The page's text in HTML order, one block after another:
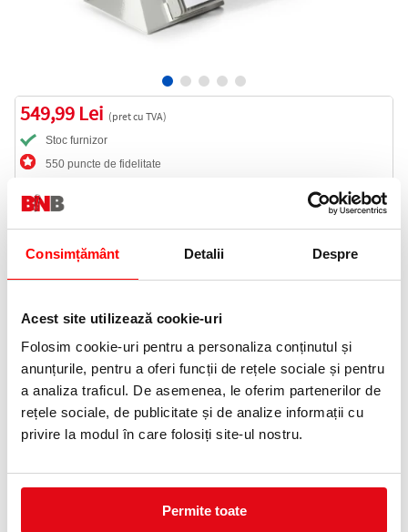
Consimțământ Detalii Despre
Acest site utilizează cookie-uri
Folosim cookie-uri pentru a personaliza conținutul și
anunțurile, pentru a oferi funcții de rețele sociale și pentru
a analiza traficul. De asemenea, le oferim partenerilor de
rețele sociale, de publicitate și de analize informații cu
privire la modul în care folosiți site-ul nostru.
Permite toate
549,99 Lei (pret cu TVA)
Stoc furnizor
550 puncte de fidelitate
Bucati:
Telefon:
Adauga in wishlist
Set complet, gata de utilizare, format din panouri de afișare A4 și
suport de masă din metal.
- 10 panouri de afișare A4 (5 roșu și 5 albastru)
- stand de masă
• Panourile transparente din PVC dur ce pot fi scanate.